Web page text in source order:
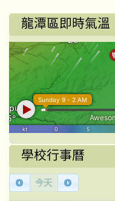
龍潭區即時氣溫
學校行事曆
今天